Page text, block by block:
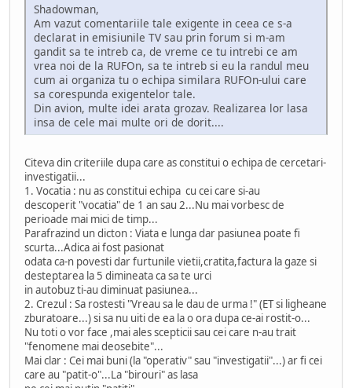
Shadowman,
Am vazut comentariile tale exigente in ceea ce s-a
declarat in emisiunile TV sau prin forum si m-am
gandit sa te intreb ca, de vreme ce tu intrebi ce am
vrea noi de la RUFOn, sa te intreb si eu la randul meu
cum ai organiza tu o echipa similara RUFOn-ului care
sa corespunda exigentelor tale.
Din avion, multe idei arata grozav. Realizarea lor lasa
insa de cele mai multe ori de dorit....
Citeva din criteriile dupa care as constitui o echipa de cercetari-
investigatii...
1. Vocatia : nu as constitui echipa cu cei care si-au
descoperit "vocatia" de 1 an sau 2...Nu mai vorbesc de
perioade mai mici de timp...
Parafrazind un dicton : Viata e lunga dar pasiunea poate fi
scurta...Adica ai fost pasionat
odata ca-n povesti dar furtunile vietii,cratita,factura la gaze si
desteptarea la 5 dimineata ca sa te urci
in autobuz ti-au diminuat pasiunea...
2. Crezul : Sa rostesti "Vreau sa le dau de urma !" (ET si ligheane
zburatoare...) si sa nu uiti de ea la o ora dupa ce-ai rostit-o...
Nu toti o vor face ,mai ales scepticii sau cei care n-au trait
"fenomene mai deosebite"...
Mai clar : Cei mai buni (la "operativ" sau "investigatii"...) ar fi cei
care au "patit-o"...La "birouri" as lasa